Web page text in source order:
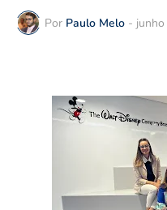
Por Paulo Melo -